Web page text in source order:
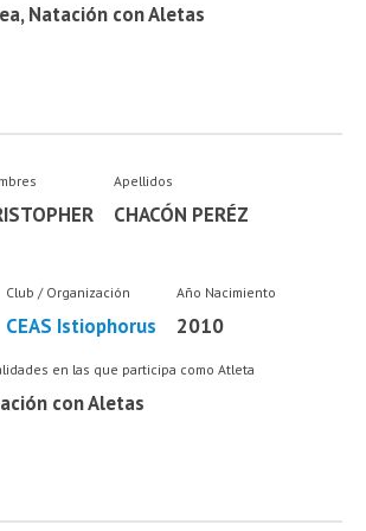
Natación con Aletas
Apellidos
CHACÓN PERÉZ
Club / Organización
CEAS Istiophorus
Año Nacimiento
2010
en las que participa como Atleta
con Aletas